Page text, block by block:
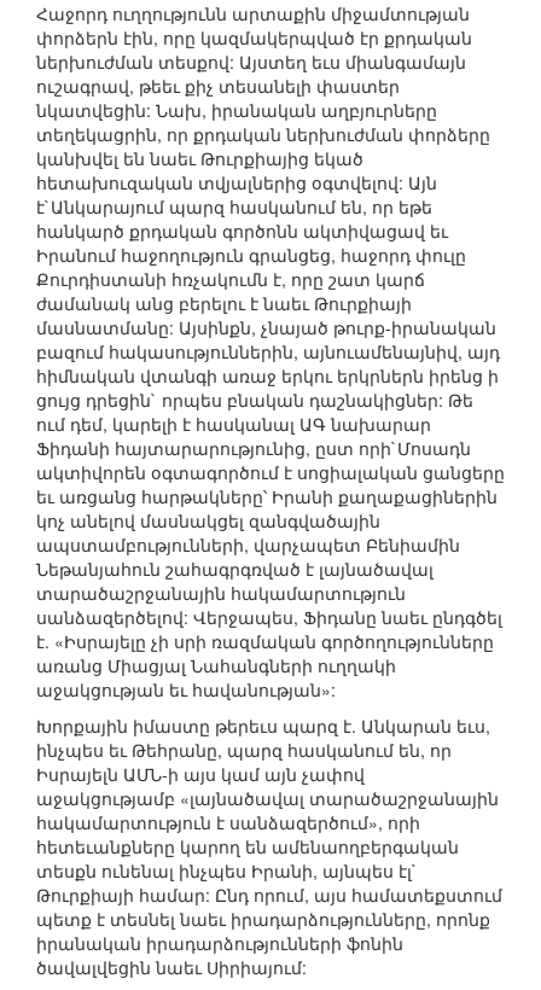
Հաջորդ ուղղությունն արտաքին միջամտության
փորձերն էին, որը կազմակերպված էր քրդական
ներխուժման տեսքով: Այստեղ եւս միանգամայն
ուշագրավ, թեեւ քիչ տեսանելի փաստեր
նկատվեցին: Նախ, իրանական աղբյուրները
տեղեկացրին, որ քրդական ներխուժման փորձերը
կանխվել են նաեւ Թուրքիայից եկած
հետախուզական տվյալներից օգտվելով: Այն
է`Անկարայում պարզ հասկանում են, որ եթե
հանկարծ քրդական գործոնն ակտիվացավ եւ
Իրանում հաջողություն գրանցեց, հաջորդ փուլը
Քուրդիստանի հռչակումն է, որը շատ կարճ
ժամանակ անց բերելու է նաեւ Թուրքիայի
մասնատմանը: Այսինքն, չնայած թուրք-իրանական
բազում հակասություններին, այնուամենայնիվ, այդ
հիմնական վտանգի առաջ երկու երկրներն իրենց ի
ցույց դրեցին` որպես բնական դաշնակիցներ: Թե
ում դեմ, կարելի է հասկանալ ԱԳ նախարար
Ֆիդանի հայտարարությունից, ըստ որի`Մոսադն
ակտիվորեն օգտագործում է սոցիալական ցանցերը
եւ առցանց հարթակները՝ Իրանի քաղաքացիներին
կոչ անելով մասնակցել զանգվածային
ապստամբությունների, վարչապետ Բենիամին
Նեթանյահուն շահագրգռված է լայնածավալ
տարածաշրջանային հակամարտություն
սանձազերծելով: Վերջապես, Ֆիդանը նաեւ ընդգծել
է. «Իսրայելը չի սրի ռազմական գործողությունները
առանց Միացյալ Նահանգների ուղղակի
աջակցության եւ հավանության»:
Խորքային իմաստը թերեւս պարզ է. Անկարան եւս,
ինչպես եւ Թեհրանը, պարզ հասկանում են, որ
Իսրայելն ԱՄՆ-ի այս կամ այն չափով
աջակցությամբ «լայնածավալ տարածաշրջանային
հակամարտություն է սանձազերծում», որի
հետեւանքները կարող են ամենաողբերգական
տեսքն ունենալ ինչպես Իրանի, այնպես էլ`
Թուրքիայի համար: Ընդ որում, այս համատեքստում
պետք է տեսնել նաեւ իրադարձությունները, որոնք
իրանական իրադարձությունների ֆոնին
ծավալվեցին նաեւ Սիրիայում: